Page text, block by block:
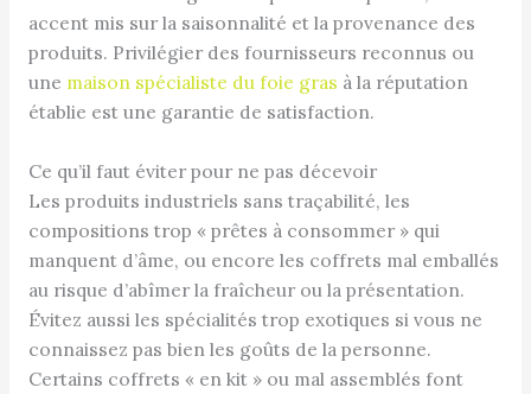
accent mis sur la saisonnalité et la provenance des
produits. Privilégier des fournisseurs reconnus ou
une maison spécialiste du foie gras à la réputation
établie est une garantie de satisfaction.
Ce qu’il faut éviter pour ne pas décevoir
Les produits industriels sans traçabilité, les
compositions trop « prêtes à consommer » qui
manquent d’âme, ou encore les coffrets mal emballés
au risque d’abîmer la fraîcheur ou la présentation.
Évitez aussi les spécialités trop exotiques si vous ne
connaissez pas bien les goûts de la personne.
Certains coffrets « en kit » ou mal assemblés font